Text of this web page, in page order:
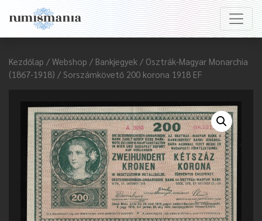
Kezdőlap / Webshop / Bankjegyek / Osztrák-Magyar Monarchia
(1867-1918) / Sorszámkövető 200 korona 1918 EF